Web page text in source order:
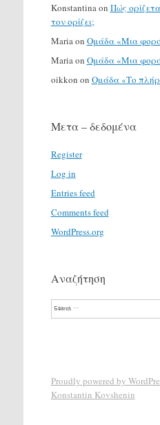
Konstantina on Πώς
τον ορίζει;
Maria on Ομάδα «Μια φορά
Maria on Ομάδα «Μια φορά
oikkon on Ομάδα «Το
Μετα – δεδομένα
Register
Log in
Entries feed
Comments feed
WordPress.org
Αναζήτηση
Search
Proudly powered by
Konstantin Kovshenin